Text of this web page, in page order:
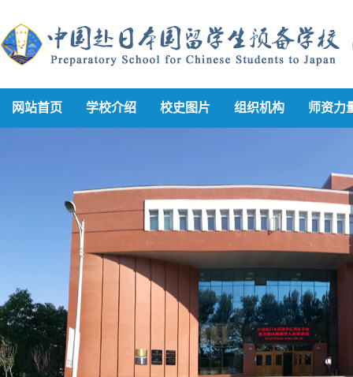
网站首页 学校介绍 校史图片 组织机构 师资力